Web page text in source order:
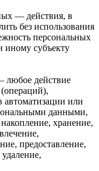
— действия, в
без использования
персональных
иному субъекту
любое действие
автоматизации или
данными,
хранение,
предоставление,